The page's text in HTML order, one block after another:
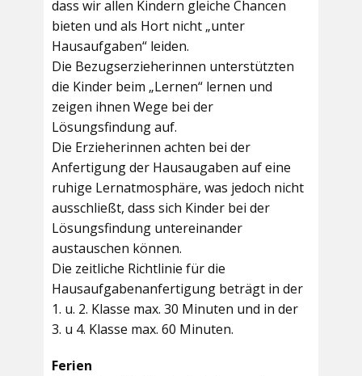
dass wir allen Kindern gleiche Chancen
bieten und als Hort nicht „unter
Hausaufgaben“ leiden.
Die Bezugserzieherinnen unterstützten
die Kinder beim „Lernen“ lernen und
zeigen ihnen Wege bei der
Lösungsfindung auf.
Die Erzieherinnen achten bei der
Anfertigung der Hausaugaben auf eine
ruhige Lernatmosphäre, was jedoch nicht
ausschließt, dass sich Kinder bei der
Lösungsfindung untereinander
austauschen können.
Die zeitliche Richtlinie für die
Hausaufgabenanfertigung beträgt in der
1. u. 2. Klasse max. 30 Minuten und in der
3. u 4. Klasse max. 60 Minuten.
Ferien